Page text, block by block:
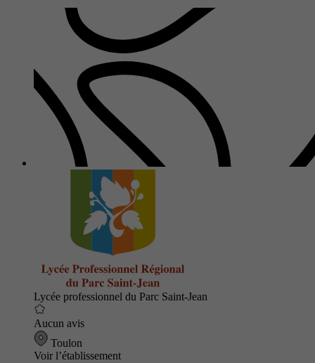
Lycée professionnel du Parc Saint-Jean
Aucun avis
Toulon
Voir l’établissement